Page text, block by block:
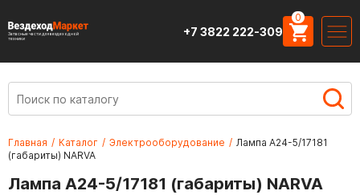
Запасные части для вездеходной
техники
+7 3822 222-309
0
Главная / Каталог / Электрооборудование / Лампа А24-5/17181
(габариты) NARVA
Лампа А24-5/17181 (габариты) NARVA